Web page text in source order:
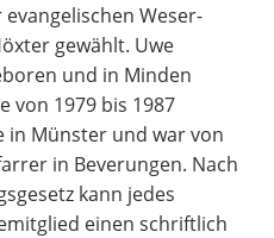
Weser-
gewählt. Uwe
und in Minden
von 1979 bis 1987
in Münster und war von
in Beverungen. Nach
kann jedes
einen schriftlich